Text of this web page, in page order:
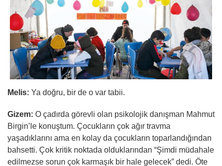
Melis: Ya doğru, bir de o var tabii.
Gizem: O çadırda görevli olan psikolojik danışman Mahmut
Birgin’le konuştum. Çocukların çok ağır travma
yaşadıklarını ama en kolay da çocukların toparlandığından
bahsetti. Çok kritik noktada olduklarından “Şimdi müdahale
edilmezse sorun çok karmaşık bir hale gelecek” dedi. Öte